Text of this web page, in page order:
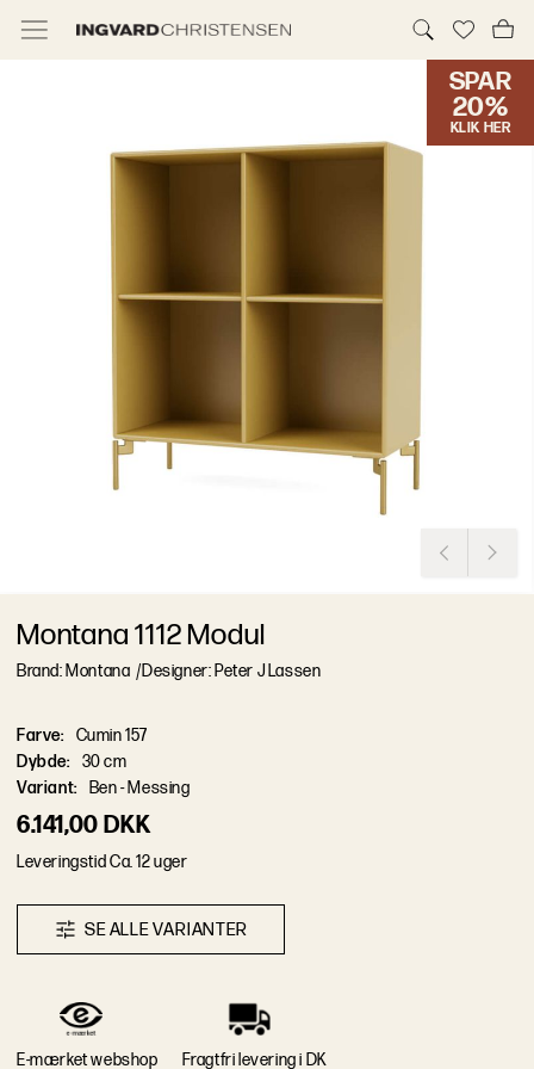
SPAR
20%
KLIK HER
6.141,00 DKK
Leveringstid Ca. 12 uger
Montana 1112 Modul
Brand: Montana /Designer: Peter J Lassen
SEALLEVAR ANTER
Farve:
Cumin 157
Dybde:
30 cm
Variant: Ben - Messing
E-mærket webshop Fragtfri levering i DK